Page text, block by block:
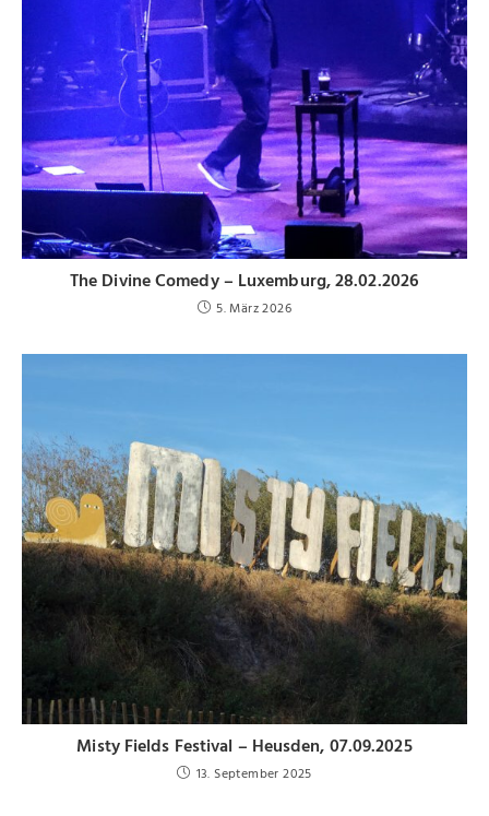
The Divine Comedy – Luxemburg, 28.02.2026
5. März 2026
Misty Fields Festival – Heusden, 07.09.2025
13. September 2025